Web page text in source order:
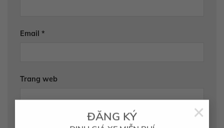
ĐĂNG KÝ ×
Email *
Trang web
Lưu tên của tôi, email, và trang web trong trình